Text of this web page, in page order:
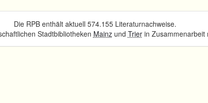
Die RPB enthält aktuell 574.155 Literaturnachweise.
Stadtbibliotheken Mainzund Trierin Zusammenarbeit